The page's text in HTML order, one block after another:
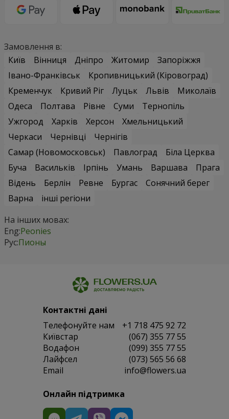
Замовлення в:
Київ
Вінниця Дніпро Житомир
Запоріжжя
Івано-Франківськ
Кропивницький (Кіровоград)
Кременчук
Кривий Ріг Луцьк Львів
Миколаїв
Одеса
Полтава Рівне Суми
Тернопіль
Ужгород
Харків Херсон
Хмельницький
Черкаси
Чернівці
Чернігів
Самар (Новомосковськ)
Павлоград
Біла Церква
Буча
Васильків Ірпінь Умань Варшава
Прага
Відень
Берлін Ревне Бургас
Сонячний берег
Варна
інші регіони
На інших мовах:
Eng:Peonies
Рус:Пионы
Контактні дані
Телефонуйте нам
+1 718 475 92 72
Київстар
(067) 355 77 55
Водафон
(099) 355 77 55
Лайфсел
(073) 565 56 68
Email
info@flowers.ua
Онлайн підтримка